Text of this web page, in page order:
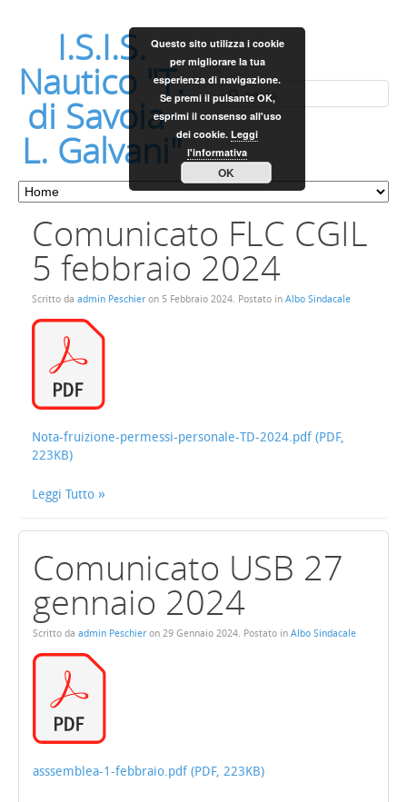
I.S.I.S.
Nautico "T.
di Savoia-
L. Galvani"
Comunicato FLC CGIL
5 febbraio 2024
Scritto da admin Peschier on 5 Febbraio 2024. Postato in Albo Sindacale
Nota-fruizione-permessi-personale-TD-2024.pdf (PDF,
223KB)
Leggi Tutto
Comunicato USB 27
gennaio 2024
Scritto da admin Peschier on 29 Gennaio 2024. Postato in Albo Sindacale
asssemblea-1-febbraio.pdf (PDF, 223KB)
Questo sito utilizza i cookie
per migliorare la tua
esperienza di navigazione.
Se premi il pulsante OK,
esprimi il consenso all'uso
dei cookie. Leggi
l'informativa
OK